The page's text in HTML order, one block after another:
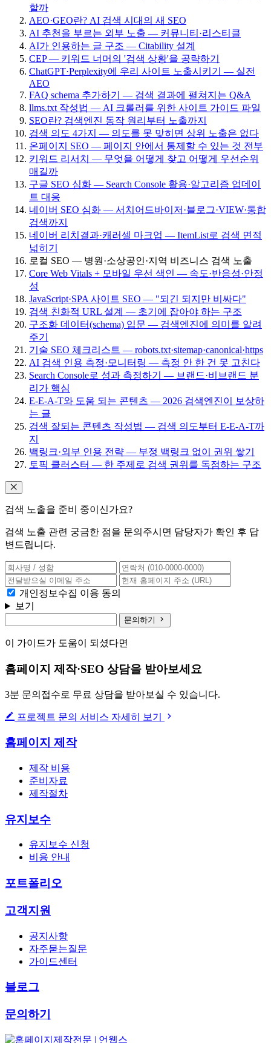
할까
AEO·GEO란? AI 검색 시대의 새 SEO
AI 추천을 부르는 외부 노출 — 커뮤니티·리스티클
AI가 인용하는 글 구조 — Citability 설계
CEP — 키워드 너머의 '검색 상황'을 공략하기
ChatGPT·Perplexity에 우리 사이트 노출시키기 — 실전
AEO
FAQ schema 추가하기 — 검색 결과에 펼쳐지는 Q&A
llms.txt 작성법 — AI 크롤러를 위한 사이트 가이드 파일
SEO란? 검색엔진 동작 원리부터 노출까지
검색 의도 4가지 — 의도를 못 맞히면 상위 노출은 없다
온페이지 SEO — 페이지 안에서 통제할 수 있는 것 전부
키워드 리서치 — 무엇을 어떻게 찾고 어떻게 우선순위
매길까
구글 SEO 심화 — Search Console 활용·알고리즘 업데이
트 대응
네이버 SEO 심화 — 서치어드바이저·블로그·VIEW·통합
검색까지
네이버 리치결과·캐러셀 마크업 — ItemList로 검색 면적
넓히기
로컬 SEO — 병원·소상공인·지역 비즈니스 검색 노출
Core Web Vitals + 모바일 우선 색인 — 속도·반응성·안정
성
JavaScript·SPA 사이트 SEO — "되긴 되지만 비싸다"
검색 친화적 URL 설계 — 초기에 잡아야 하는 구조
구조화 데이터(schema) 입문 — 검색엔진에 의미를 알려
주기
기술 SEO 체크리스트 — robots.txt·sitemap·canonical·https
AI 검색 인용 측정·모니터링 — 측정 안 한 건 못 고친다
Search Console로 성과 측정하기 — 브랜드·비브랜드 분
리가 핵심
E-E-A-T와 도움 되는 콘텐츠 — 2026 검색엔진이 보상하
는 글
검색 잘되는 콘텐츠 작성법 — 검색 의도부터 E-E-A-T까
지
백링크·외부 인용 전략 — 부정 백링크 없이 권위 쌓기
토픽 클러스터 — 한 주제로 검색 권위를 독점하는 구조
검색 노출을 준비 중이신가요?
검색 노출 관련 궁금한 점을 문의주시면 담당자가 확인 후 답
변드립니다.
개인정보수집 이용 동의
보기
문의하기
이 가이드가 도움이 되셨다면
홈페이지 제작·SEO 상담을 받아보세요
3분 문의접수로 무료 상담을 받아보실 수 있습니다.
프로젝트 문의 서비스 자세히 보기
홈페이지 제작
제작 비용
준비자료
제작절차
유지보수
유지보수 신청
비용 안내
포트폴리오
고객지원
공지사항
자주묻는질문
가이드센터
블로그
문의하기